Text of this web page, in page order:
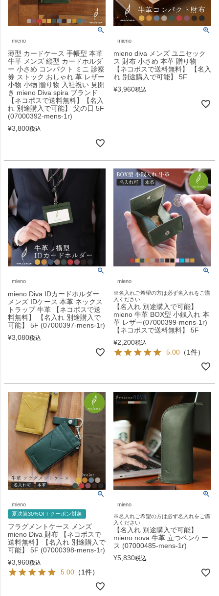
mieno
薄型 カードケース 手帳型 本革
牛革 メンズ 縦型 カードホルダ
ー 小さめ コンパクト ミニ 診察
券 ストック おしゃれ 革 レザー
小物 小物 贈り物 入社祝い 見開
き mieno Diva spira ブランド
【ネコポスで送料無料】【名入
れ 別途購入で可能】 父の日 5F
(07000392-mens-1r)
¥3,800税込
mieno
mieno diva メンズ ユニセック
ス 財布 小さめ 本革 贈り物
【ネコポスで送料無料】 【名入
れ 別途購入で可能】 5F
¥3,960税込
mieno
mieno Diva IDカードホルダー
メンズ IDケース 本革 ネックス
トラップ 牛革 【ネコポスで送
料無料】 【名入れ 別途購入で
可能】 5F (07000397-mens-1r)
¥3,080税込
mieno
※名入れご希望の方は必ず名入れをご購
入ください
【名入れ 別途購入で可能】
mieno 牛革 BOX型 小銭入れ 本
革 レザー(07000399-mens-1r)
【ネコポスで送料無料】 5F
¥2,200税込
5.00 （1件）
mieno
夏決算30%OFFクーポン対象
フラグメントケース メンズ
mieno Diva 財布 【ネコポスで
送料無料】【名入れ 別途購入で
可能】 5F (07000398-mens-1r)
¥3,960税込
5.00 （1件）
mieno
※名入れご希望の方は必ず名入れをご購
入ください
【名入れ 別途購入で可能】
mieno nova 牛革 立つペンケー
ス (07000485-mens-1r)
¥5,830税込